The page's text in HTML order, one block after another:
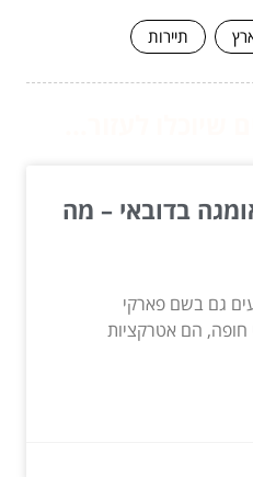
תיירות
בדובאי – מה
גם בשם פארקי
חופה, הם אטרקציות